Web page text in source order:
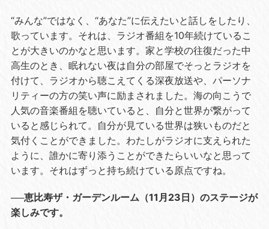
“みんな”ではなく、“あなた”に伝えたいと話しをしたり、
歌っています。それは、ラジオ番組を10年続けているこ
とが大きいのかなと思います。家と学校の往復だった中
高生のとき、眠れない夜は自分の部屋でそっとラジオを
付けて、ラジオから聴こえてくる深夜放送や、パーソナ
リティーの方の笑い声に励まされました。海の向こうで
人気の音楽番組を聴いていると、自分と世界が繋がって
いると感じられて。自分が見ている世界は狭いものだと
気付くことができました。わたしがラジオに支えられた
ように、誰かに寄り添うことができたらいいなと思って
います。それはずっと持ち続けている原点ですね。
──恵比寿ザ・ガーデンルーム（11月23日）のステージが
楽しみです。